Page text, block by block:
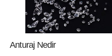
Anturaj Nedir